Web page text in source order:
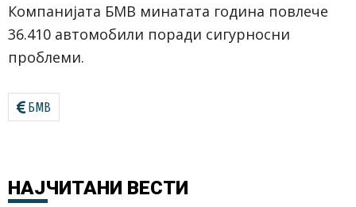
Компанијата БМВ минатата година повлече
36.410 автомобили поради сигурносни
проблеми.
БМВ
НАЈЧИТАНИ ВЕСТИ